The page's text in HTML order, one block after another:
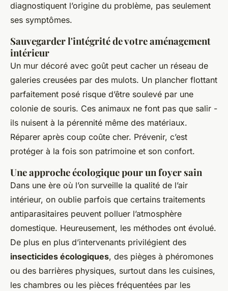
diagnostiquent l’origine du problème, pas seulement
ses symptômes.
Sauvegarder l'intégrité de votre aménagement
intérieur
Un mur décoré avec goût peut cacher un réseau de
galeries creusées par des mulots. Un plancher flottant
parfaitement posé risque d’être soulevé par une
colonie de souris. Ces animaux ne font pas que salir -
ils nuisent à la pérennité même des matériaux.
Réparer après coup coûte cher. Prévenir, c’est
protéger à la fois son patrimoine et son confort.
Une approche écologique pour un foyer sain
Dans une ère où l’on surveille la qualité de l’air
intérieur, on oublie parfois que certains traitements
antiparasitaires peuvent polluer l’atmosphère
domestique. Heureusement, les méthodes ont évolué.
De plus en plus d’intervenants privilégient des
insecticides écologiques, des pièges à phéromones
ou des barrières physiques, surtout dans les cuisines,
les chambres ou les pièces fréquentées par les